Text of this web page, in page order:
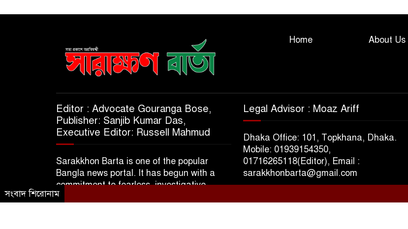
Home About Us
Editor : Advocate Gouranga Bose,
Publisher: Sanjib Kumar Das,
Executive Editor: Russell Mahmud
Sarakkhon Barta is one of the popular
Bangla news portal. It has begun with a
commitment to fearless, investigative,
informative & independent journalism.
Legal Advisor : Moaz Ariff
Dhaka Office: 101, Topkhana, Dhaka.
Mobile: 01939154350,
01716265118(Editor), Email :
sarakkhonbarta@gmail.com
সংবাদ শিরোনাম